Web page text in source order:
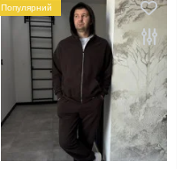
Популярний